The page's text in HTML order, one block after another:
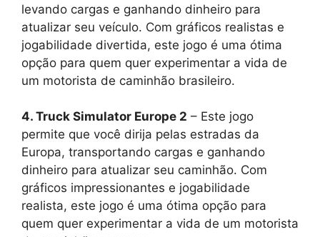
levando cargas e ganhando dinheiro para
atualizar seu veículo. Com gráficos realistas e
jogabilidade divertida, este jogo é uma ótima
opção para quem quer experimentar a vida de
um motorista de caminhão brasileiro.
4. Truck Simulator Europe 2 – Este jogo
permite que você dirija pelas estradas da
Europa, transportando cargas e ganhando
dinheiro para atualizar seu caminhão. Com
gráficos impressionantes e jogabilidade
realista, este jogo é uma ótima opção para
quem quer experimentar a vida de um motorista